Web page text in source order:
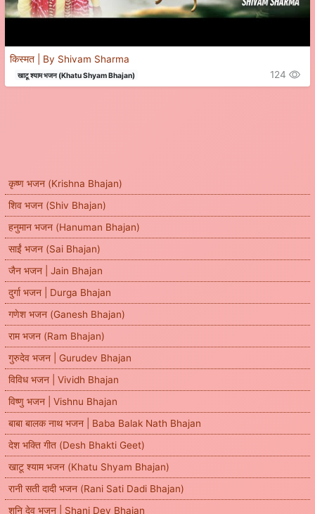
कृष्ण भजन (Krishna Bhajan)
शिव भजन (Shiv Bhajan)
हनुमान भजन (Hanuman Bhajan)
साईं भजन (Sai Bhajan)
जैन भजन | Jain Bhajan
दुर्गा भजन | Durga Bhajan
गणेश भजन (Ganesh Bhajan)
राम भजन (Ram Bhajan)
गुरुदेव भजन | Gurudev Bhajan
विविध भजन | Vividh Bhajan
विष्णु भजन | Vishnu Bhajan
बाबा बालक नाथ भजन | Baba Balak Nath Bhajan
देश भक्ति गीत (Desh Bhakti Geet)
खाटू श्याम भजन (Khatu Shyam Bhajan)
रानी सती दादी भजन (Rani Sati Dadi Bhajan)
शनि देव भजन | Shani Dev Bhajan
किस्मत | By Shivam Sharma
खाटू श्याम भजन (Khatu Shyam Bhajan) 124